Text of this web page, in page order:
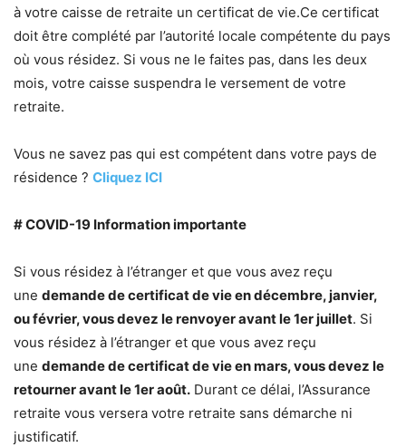
à votre caisse de retraite un certificat de vie.Ce certificat
doit être complété par l’autorité locale compétente du pays
où vous résidez. Si vous ne le faites pas, dans les deux
mois, votre caisse suspendra le versement de votre
retraite.
Vous ne savez pas qui est compétent dans votre pays de
résidence ? Cliquez ICI
# COVID-19 Information importante
Si vous résidez à l’étranger et que vous avez reçu
une demande de certificat de vie en décembre, janvier,
ou février, vous devez le renvoyer avant le 1er juillet. Si
vous résidez à l’étranger et que vous avez reçu
une demande de certificat de vie en mars, vous devez le
retourner avant le 1er août. Durant ce délai, l’Assurance
retraite vous versera votre retraite sans démarche ni
justificatif.